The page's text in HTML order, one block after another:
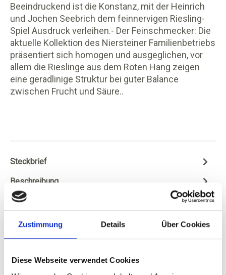
Zustimmung Details Über Cookies
Diese Webseite verwendet Cookies
Beeindruckend ist die Konstanz, mit der Heinrich
und Jochen Seebrich dem feinnervigen Riesling-
Spiel Ausdruck verleihen.- Der Feinschmecker: Die
aktuelle Kollektion des Niersteiner Familienbetriebs
präsentiert sich homogen und ausgeglichen, vor
allem die Rieslinge aus dem Roten Hang zeigen
eine geradlinige Struktur bei guter Balance
zwischen Frucht und Säure..
Steckbrief
Beschreibung
Durchschnittliche Nährwerte pro 100 ml
Bewertungen